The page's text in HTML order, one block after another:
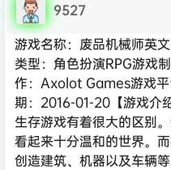
9527
游戏名称：废品机械师英
类型：角色扮演RPG游戏
作：Axolot Games游戏平
期：2016-01-20【游戏
生存游戏有着很大的区别
看起来十分温和的世界。
创造建筑、机器以及车辆等